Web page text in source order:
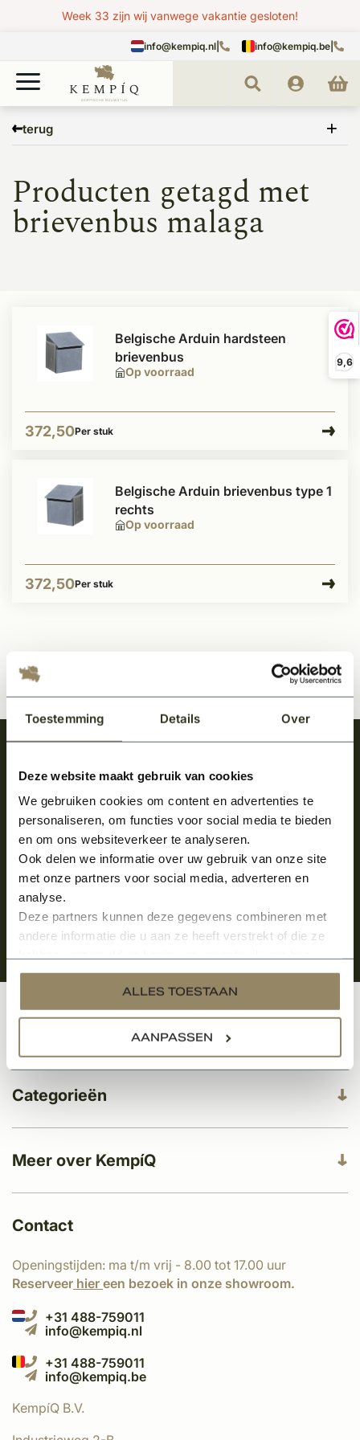
Toestemming Details Over
Deze website maakt gebruik van cookies
We gebruiken cookies om content en advertenties te
personaliseren, om functies voor social media te bieden
en om ons websiteverkeer te analyseren.
Ook delen we informatie over uw gebruik van onze site
met onze partners voor social media, adverteren en
analyse.
Deze partners kunnen deze gegevens combineren met
andere informatie die u aan ze heeft verstrekt of die ze
services.
ALLES TOESTAAN
AANPASSEN
9,6
Week 33 zijn wij vanwege vakantie gesloten!
info@kempiq.nl info@kempiq.be
terug
brievenbus malaga
Producten getagd met
brievenbus malaga
Op voorraad
Belgische Arduin hardsteen
brievenbus
372,50Per stuk
Op voorraad
Belgische Arduin brievenbus type 1
rechts
372,50Per stuk
over onze kempische bouwstijl!
Aanmelden voor de nieuwsbrief
Meer over KempíQ
Categorieën
Contact
Openingstijden: ma t/m vrij - 8.00 tot 17.00 uur
Reserveer hier een bezoek in onze showroom.
+31 488-759011
info@kempiq.nl
+31 488-759011
info@kempiq.be
KempíQ B.V.